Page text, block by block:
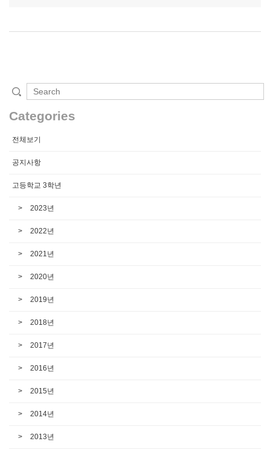
Categories
전체보기
공지사항
고등학교 3학년
2023년
2022년
2021년
2020년
2019년
2018년
2017년
2016년
2015년
2014년
2013년